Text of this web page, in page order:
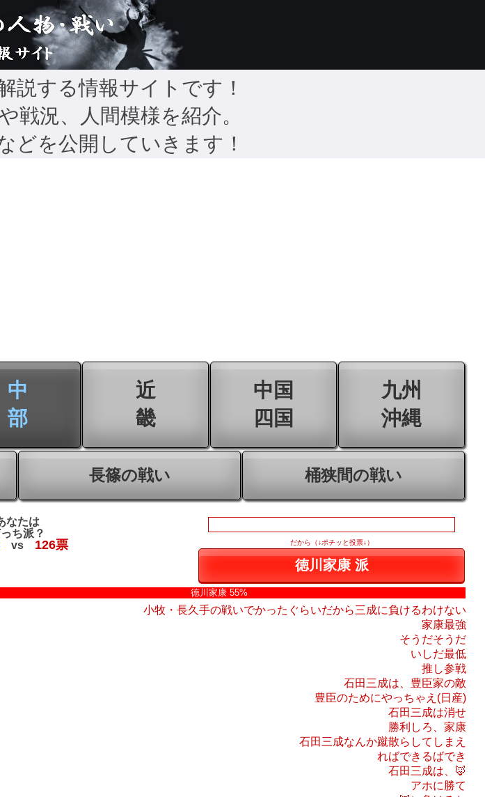
説する情報サイトです！
戦況、人間模様を紹介。
どを公開していきます！
中
部
近
畿
中国
四国
九州
沖縄
長篠の戦い 桶狭間の戦い
だから（↓ポチッと投票↓）
なたは
ち派？
vs 126票
徳川家康 55%
小牧・長久手の戦いでかったぐらいだから三成に負けるわけない
家康最強
そうだそうだ
いしだ最低
推し参戦
石田三成は、豊臣家の敵
豊臣のためにやっちゃえ(日産)
石田三成は消せ
勝利しろ、家康
石田三成なんか蹴散らしてしまえ
ればできるばでき
石田三成は、🦊
アホに勝て